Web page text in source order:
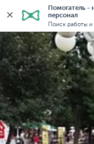
Помогатель -
персонал
Поиск работы и
Главная Няни